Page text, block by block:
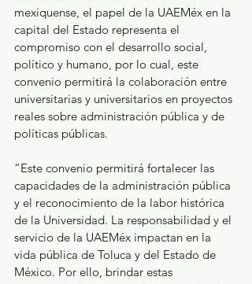
mexiquense, el papel de la UAEMéx en la
capital del Estado representa el
compromiso con el desarrollo social,
político y humano, por lo cual, este
convenio permitirá la colaboración entre
universitarias y universitarios en proyectos
reales sobre administración pública y de
políticas públicas.
“Este convenio permitirá fortalecer las
capacidades de la administración pública
y el reconocimiento de la labor histórica
de la Universidad. La responsabilidad y el
servicio de la UAEMéx impactan en la
vida pública de Toluca y del Estado de
México. Por ello, brindar estas